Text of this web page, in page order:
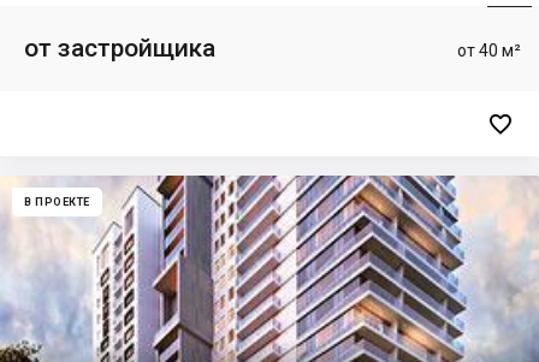
от 40 м²
от застройщика

В ПРОЕКТЕ